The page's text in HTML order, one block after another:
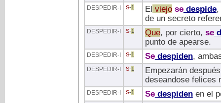
DESPEDIR-I S-1 El viejosedespide,
de un secreto
DESPEDIR-I S-1 Que, por cierto, se
punto de apearse.
DESPEDIR-I S-1 Sedespiden,
DESPEDIR-I S-1
Empezarán
deseandose felices
DESPEDIR-I S-1 Sedespidenen el